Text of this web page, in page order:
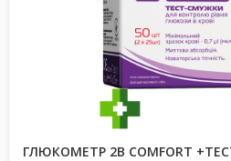
ГЛЮКОМЕТР 2B COMFORT